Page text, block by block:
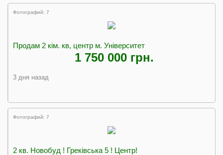
Фотографий: 7
Продам 2 кім. кв, центр м. Університет
1 750 000 грн.
3 дня назад
Фотографий: 7
2 кв. Новобуд ! Греківська 5 ! Центр!